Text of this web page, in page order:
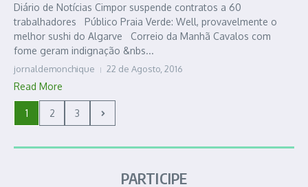
Diário de Notícias Cimpor suspende contratos a 60
trabalhadores Público Praia Verde: Well, provavelmente o
melhor sushi do Algarve Correio da Manhã Cavalos com
fome geram indignação &nbs...
jornaldemonchique 22 de Agosto, 2016
Read More
1 2 3
PARTICIPE